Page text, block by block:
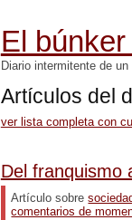
El
Diario intermitente de un
Artículos del
ver lista completa con
Del franquismo
Artículo sobre
comentarios de